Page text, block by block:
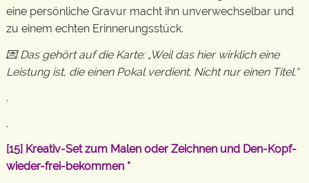
eine persönliche Gravur macht ihn unverwechselbar und
zu einem echten Erinnerungsstück.
💌 Das gehört auf die Karte: „Weil das hier wirklich eine
Leistung ist, die einen Pokal verdient. Nicht nur einen Titel.“
.
.
[15] Kreativ-Set zum Malen oder Zeichnen und Den-Kopf-
wieder-frei-bekommen *